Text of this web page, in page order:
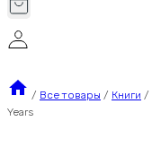
/ Все товары / Книги /
Years